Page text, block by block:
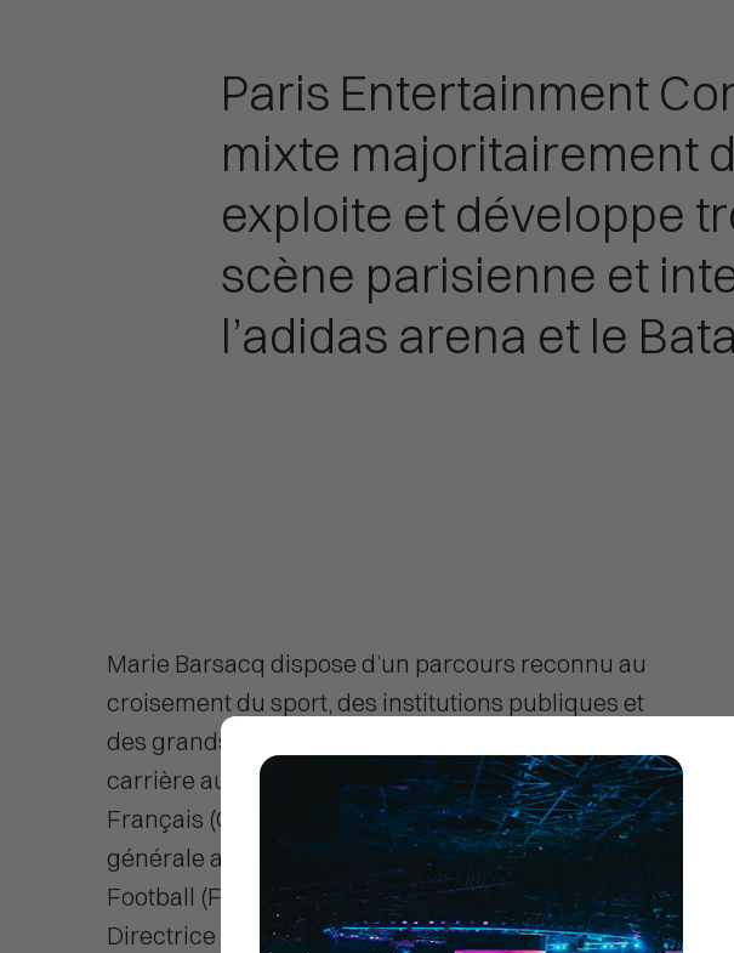
Paris Entertainment
mixte majoritairement
exploite et développe
scène parisienne et
l’adidas arena et le
Marie Barsacq dispose d’un parcours reconnu au
croisement du sport, des institutions publiques et
des grands projets structurants. Elle a débuté sa
carrière au Comité National Olympique et Sportif
Français (CNOSF), avant de devenir Directrice
générale adjointe de la Fédération Française de
Football (FFF). Elle a ensuite occupé le poste de
Directrice de l’impact et de l’héritage de Paris 2024,